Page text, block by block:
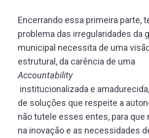
Encerrando essa primeira parte,
problema das irregularidades da
municipal necessita de uma
estrutural, da carência de uma
Accountability
institucionalizada e
de soluções que respeite a
não tutele esses entes, para que
na inovação e as necessidades